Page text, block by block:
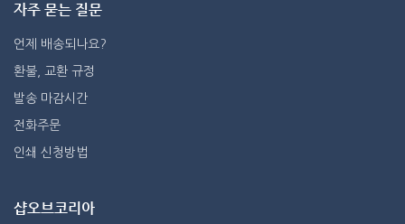
자주 묻는 질문
언제 배송되나요?
환불, 교환 규정
발송 마감시간
전화주문
인쇄 신청방법
샵오브코리아